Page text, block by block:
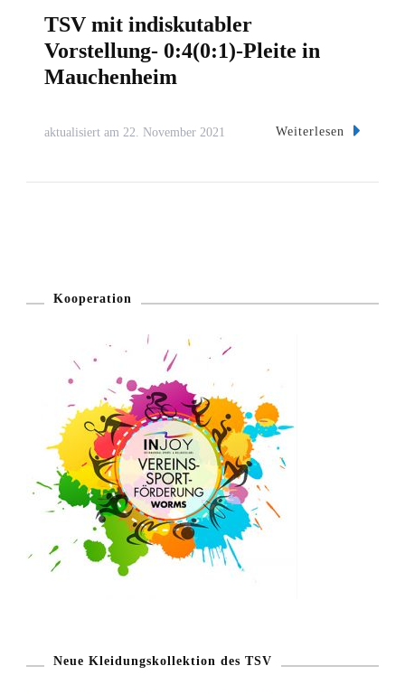
TSV mit indiskutabler
Vorstellung- 0:4(0:1)-Pleite in
Mauchenheim
aktualisiert am 22. November 2021 Weiterlesen
Kooperation
Neue Kleidungskollektion des TSV